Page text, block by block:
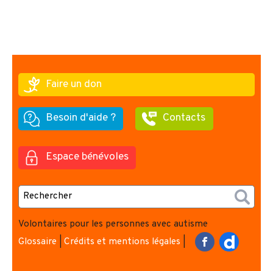
Faire un don
Besoin d'aide ? Contacts
Espace bénévoles
Volontaires pour les personnes avec autisme
Glossaire |Crédits et mentions légales |